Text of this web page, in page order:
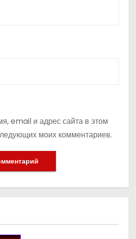
email и адрес сайта в этом
моих комментариев.